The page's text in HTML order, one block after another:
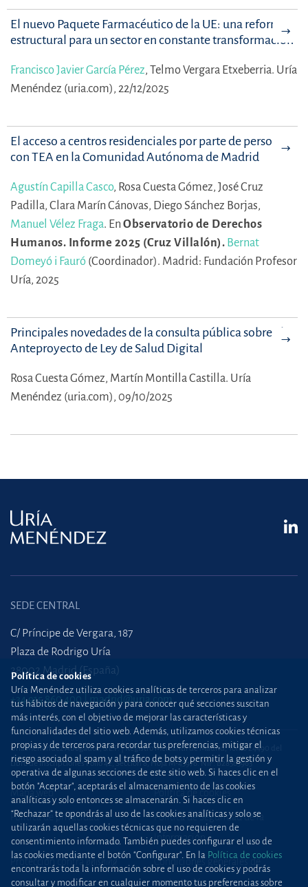
El nuevo Paquete Farmacéutico de la UE: una reforma
estructural para un sector en constante transformación
Francisco Javier García Pérez, Telmo Vergara Etxeberria. Uría
Menéndez (uria.com), 22/12/2025
El acceso a centros residenciales por parte de personas
con TEA en la Comunidad Autónoma de Madrid
Agustín Capilla Casco, Rosa Cuesta Gómez, José Cruz
Padilla, Clara Marín Cánovas, Diego Sánchez Borjas,
Manuel Vélez Fraga. EnObservatorio de Derechos
Humanos. Informe 2025 (Cruz Villalón). Bernat
Domeyó i Fauró (Coordinador). Madrid: Fundación Profesor
Uría, 2025
Principales novedades de la consulta pública sobre el
Anteproyecto de Ley de Salud Digital
Rosa Cuesta Gómez, Martín Montilla Castilla. Uría
Menéndez (uria.com), 09/10/2025
SEDE CENTRAL
C/ Príncipe de Vergara, 187
Plaza de Rodrigo Uría
28002 Madrid (España)
+34 915 860 400 madrid@uria.com
Uría Menéndez Abogados, S.L.P. | Registro Mercantil de Madrid, Tomo 24490 del
Libro de Inscripciones Folio 42, Sección 8, Hoja M-43976. NIF: B28563963
Mapa web Política de cookies
Política de privacidad
Política de Seguridad de la
Información
Protección contraphishing
Condiciones generales de
contratación
Política de cookies
Uría Menéndez utiliza cookies analíticas de terceros para analizar
tus hábitos de navegación y para conocer qué secciones suscitan
más interés, con el objetivo de mejorar las características y
funcionalidades del sitio web. Además, utilizamos cookies técnicas
propias y de terceros para recordar tus preferencias, mitigar el
riesgo asociado al spam y al tráfico de bots y permitir la gestión y
operativa de algunas secciones de este sitio web. Si haces clic en el
botón "Aceptar", aceptarás el almacenamiento de las cookies
analíticas y solo entonces se almacenarán. Si haces clic en
“Rechazar” te opondrás al uso de las cookies analíticas y solo se
utilizarán aquellas cookies técnicas que no requieren de
consentimiento informado. También puedes configurar el uso de
las cookies mediante el botón "Configurar". En la Política de cookies
encontrarás toda la información sobre el uso de cookies y podrás
consultar y modificar en cualquier momento tus preferencias sobre